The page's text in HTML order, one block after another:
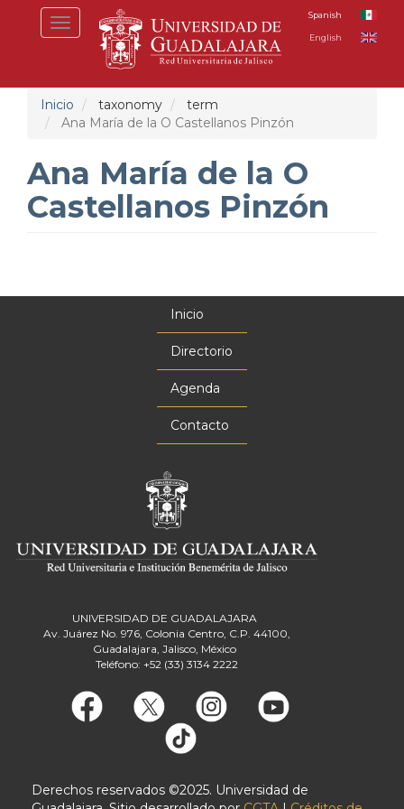
Toggle
navigation
Spanish
English
Inicio taxonomy
term
Ana María de la O Castellanos Pinzón
Ana María de la O
Castellanos Pinzón
Inicio
Directorio
Agenda
Contacto
UNIVERSIDAD DE GUADALAJARA
Av. Juárez No. 976, Colonia Centro, C.P. 44100,
Guadalajara, Jalisco, México
Teléfono: +52 (33) 3134 2222
Derechos reservados ©2025. Universidad de